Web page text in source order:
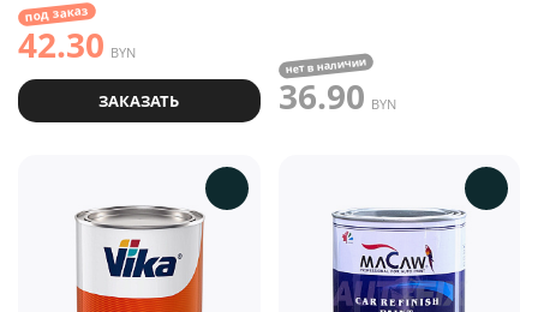
под заказ
42.30 BYN
ЗАКАЗАТЬ
нет в наличии
36.90 BYN